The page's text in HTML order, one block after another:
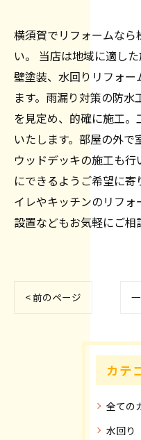
横須賀でリフォームなら
い。 当店は地域に適し
壁塗装、水回りリフォー
ます。雨漏り対策の防
を見定め、的確に施工
いたします。部屋の外
ウッドデッキの施工も
にできるようご希望に
イレやキッチンのリフ
設置などもお気軽にご相
< 前のページ
カテ
全ての
水回り